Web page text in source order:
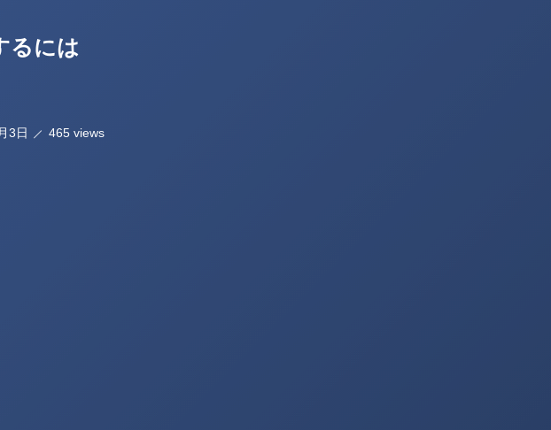
るには
3日 465 views